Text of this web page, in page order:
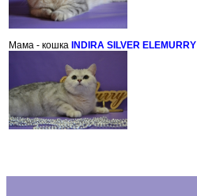
Мама - кошка INDIRA SILVER ELEMURRY